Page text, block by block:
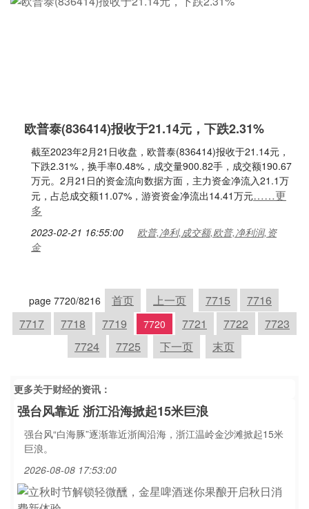
欧普泰(836414)报收于21.14元，下跌2.31%
截至2023年2月21日收盘，欧普泰(836414)报收于21.14元，
下跌2.31%，换手率0.48%，成交量900.82手，成交额190.67
万元。2月21日的资金流向数据方面，主力资金净流入21.1万
元，占总成交额11.07%，游资资金净流出14.41万元……更
多
2023-02-21 16:55:00
欧普,净利,成交额,欧普,净利润,资
金
page 7720/8216 首页 上一页 7715
7716
7717
7718 7719 7720 7721 7722
7723
7724
7725 下一页 末页
更多关于财经的资讯：
强台风靠近 浙江沿海掀起15米巨浪
强台风“白海豚”逐渐靠近浙闽沿海，浙江温岭金沙滩掀起15米
巨浪。
2026-08-08 17:53:00